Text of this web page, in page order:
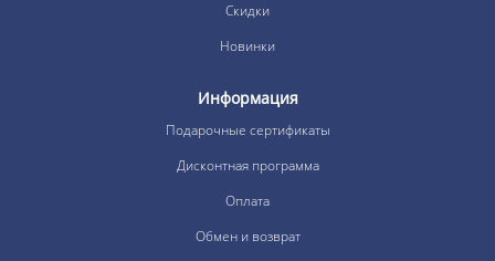
Скидки
Новинки
Информация
Подарочные сертификаты
Дисконтная программа
Оплата
Обмен и возврат